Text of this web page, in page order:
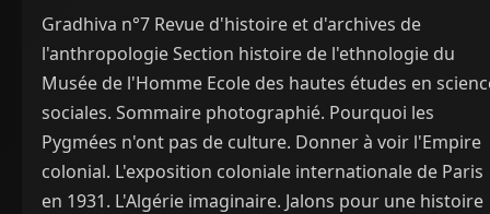
Gradhiva n°7 Revue d'histoire et d'archives de
l'anthropologie Section histoire de l'ethnologie du
Musée de l'Homme Ecole des hautes études en
sociales. Sommaire photographié. Pourquoi les
Pygmées n'ont pas de culture. Donner à voir l'Empire
colonial. L'exposition coloniale internationale de Paris
en 1931. L'Algérie imaginaire. Jalons pour une histoire